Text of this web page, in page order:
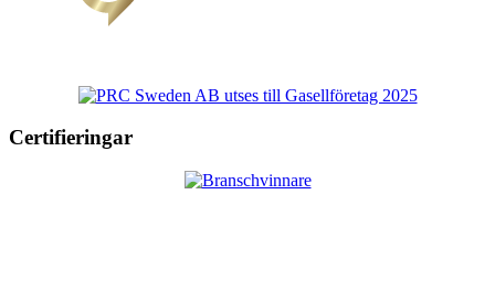
Certifieringar